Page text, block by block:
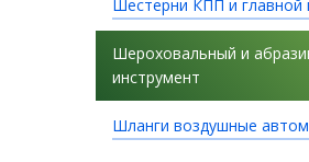
Шестерни КПП и главной
Шероховальный и
инструмент
Шланги воздушные